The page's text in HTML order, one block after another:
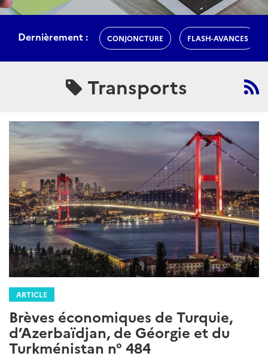
Dernièrement : CONJONCTURE FLASH-AVANCES
Transports
ARTICLE
Brèves économiques de Turquie,
d’Azerbaïdjan, de Géorgie et du
Turkménistan n° 484